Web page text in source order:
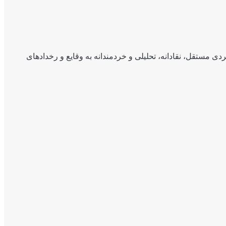
نقادانه، تحلیلی و خردمندانه به وقایع و رخدادهای